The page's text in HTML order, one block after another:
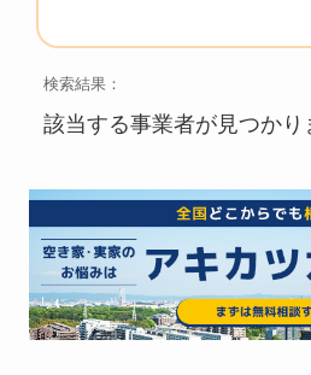
検索結果：
該当する事業者が見つかり